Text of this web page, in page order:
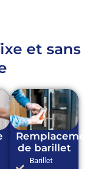
et sans
Remplacement
de barillet
Barillet